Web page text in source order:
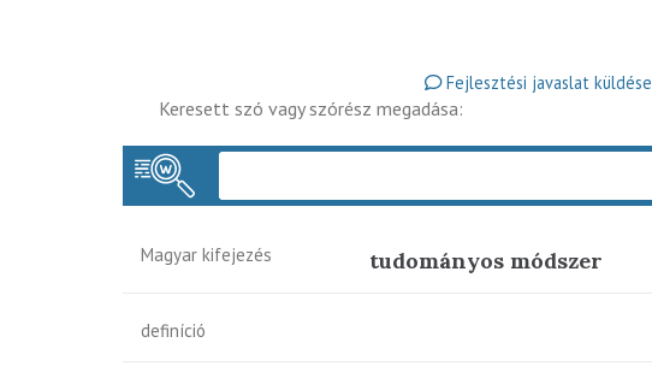
Fejlesztési javaslat küldése
Keresett szó vagy szórész megadása:
Magyar kifejezés tudományos módszer
definíció